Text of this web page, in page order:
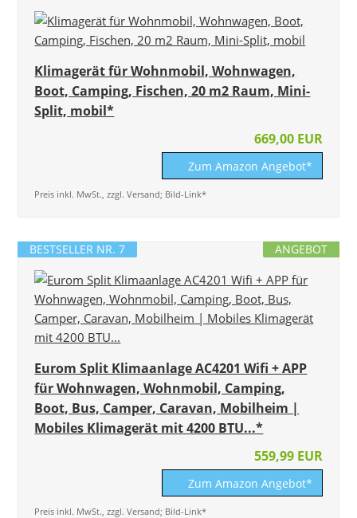
Klimagerät für Wohnmobil, Wohnwagen,
Boot, Camping, Fischen, 20 m2 Raum, Mini-
Split, mobil*
669,00 EUR
Zum Amazon Angebot*
Preis inkl. MwSt., zzgl. Versand; Bild-Link*
ANGEBOT
BESTSELLER NR. 7
Eurom Split Klimaanlage AC4201 Wifi + APP
für Wohnwagen, Wohnmobil, Camping,
Boot, Bus, Camper, Caravan, Mobilheim |
Mobiles Klimagerät mit 4200 BTU...*
559,99 EUR
Zum Amazon Angebot*
Preis inkl. MwSt., zzgl. Versand; Bild-Link*